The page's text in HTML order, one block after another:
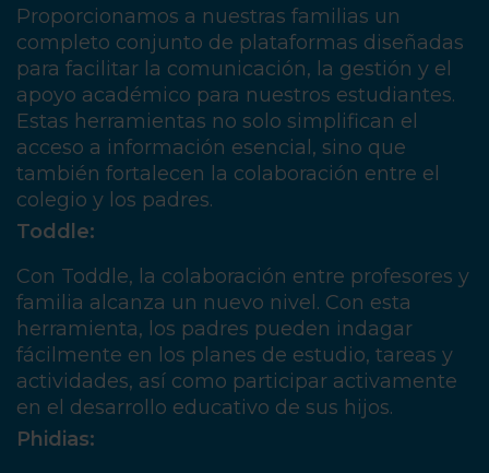
Proporcionamos a nuestras familias un
completo conjunto de plataformas diseñadas
para facilitar la comunicación, la gestión y el
apoyo académico para nuestros estudiantes.
Estas herramientas no solo simplifican el
acceso a información esencial, sino que
también fortalecen la colaboración entre el
colegio y los padres.
Toddle:
Con Toddle, la colaboración entre profesores y
familia alcanza un nuevo nivel. Con esta
herramienta, los padres pueden indagar
fácilmente en los planes de estudio, tareas y
actividades, así como participar activamente
en el desarrollo educativo de sus hijos.
Phidias: